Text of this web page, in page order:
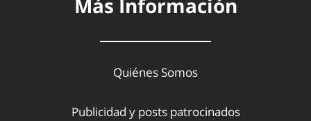
Más Información
Quiénes Somos
Publicidad y posts patrocinados